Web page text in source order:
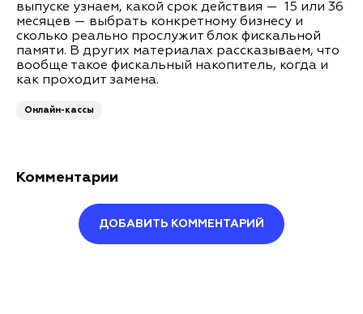
выпуске узнаем, какой срок действия — 15 или 36
месяцев — выбрать конкретному бизнесу и
сколько реально прослужит блок фискальной
памяти. В других материалах рассказываем, что
вообще такое фискальный накопитель, когда и
как проходит замена.
Онлайн-кассы
Комментарии
ДОБАВИТЬ КОММЕНТАРИЙ